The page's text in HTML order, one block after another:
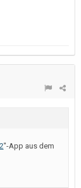
"-App aus dem